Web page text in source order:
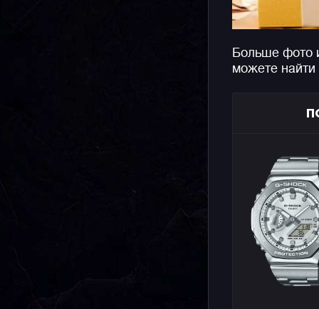
Больше фото
можете